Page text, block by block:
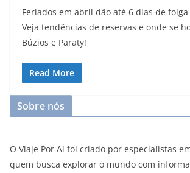
Feriados em abril dão até 6 dias de folga
Veja tendências de reservas e onde se
Búzios e Paraty!
Read More
Sobre nós
O Viaje Por Aí foi criado por especialistas
quem busca explorar o mundo com